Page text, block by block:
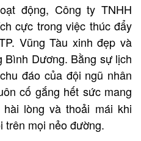
động, Công ty TNHH
cực trong việc thúc đẩy
Vũng Tàu xinh đẹp và
Bình Dương. Bằng sự lịch
đáo của đội ngũ nhân
cố gắng hết sức mang
lòng và thoải mái khi
trên mọi nẻo đường.